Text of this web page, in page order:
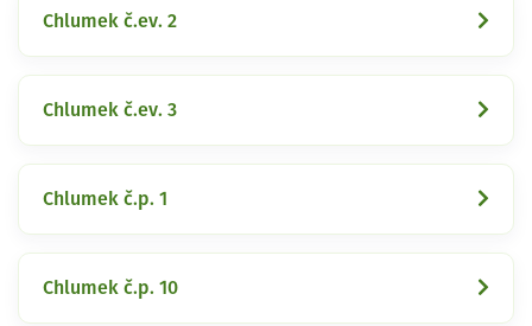
Chlumek č.ev. 2
Chlumek č.ev. 3
Chlumek č.p. 1
Chlumek č.p. 10